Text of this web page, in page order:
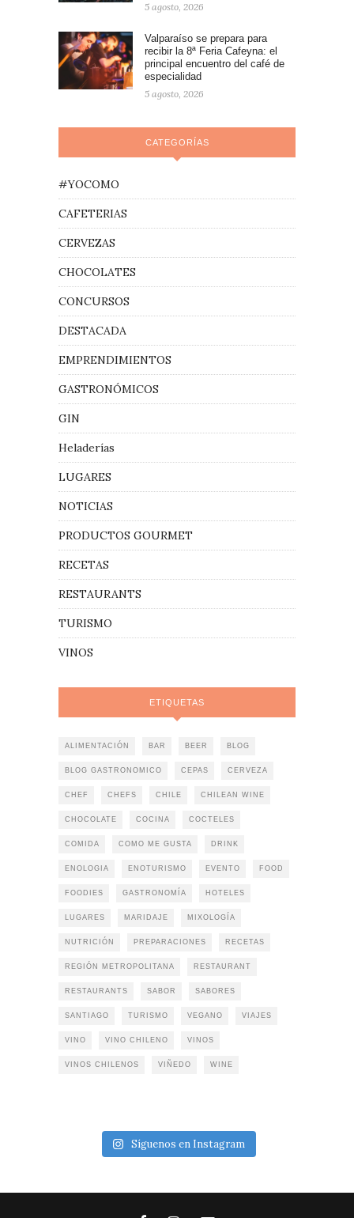
5 agosto, 2026
Valparaíso se prepara para
recibir la 8ª Feria Cafeyna: el
principal encuentro del café de
especialidad
5 agosto, 2026
CATEGORÍAS
#YOCOMO
CAFETERIAS
CERVEZAS
CHOCOLATES
CONCURSOS
DESTACADA
EMPRENDIMIENTOS
GASTRONÓMICOS
GIN
Heladerías
LUGARES
NOTICIAS
PRODUCTOS GOURMET
RECETAS
RESTAURANTS
TURISMO
VINOS
ETIQUETAS
ALIMENTACIÓN BAR BEER BLOG
BLOG GASTRONOMICO CEPAS CERVEZA
CHEF CHEFS CHILE CHILEAN WINE
CHOCOLATE COCINA COCTELES
COMIDA COMO ME GUSTA DRINK
ENOLOGIA ENOTURISMO EVENTO FOOD
FOODIES GASTRONOMÍA HOTELES
LUGARES MARIDAJE MIXOLOGÍA
NUTRICIÓN PREPARACIONES RECETAS
REGIÓN METROPOLITANA RESTAURANT
RESTAURANTS SABOR SABORES
SANTIAGO TURISMO VEGANO VIAJES
VINO VINO CHILENO VINOS
VINOS CHILENOS VIÑEDO WINE
Síguenos en Instagram